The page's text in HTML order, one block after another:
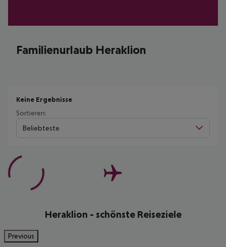
Familienurlaub Heraklion
Keine Ergebnisse
Sortieren:
Beliebteste
Heraklion - schönste Reiseziele
Previous